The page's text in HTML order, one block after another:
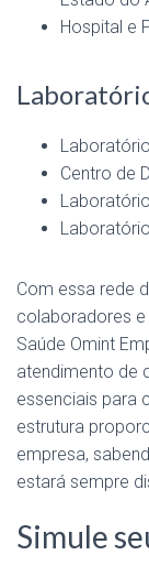
Hospital e
Centro de
Com essa rede
colaboradores
Saúde Omint
atendimento de
essenciais para
estrutura
empresa,
estará sempre
Simule